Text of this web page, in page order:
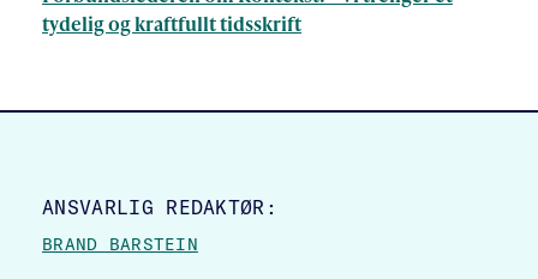
tydelig og kraftfullt tidsskrift
SITE FOOTER
ANSVARLIG REDAKTØR:
BRAND BARSTEIN